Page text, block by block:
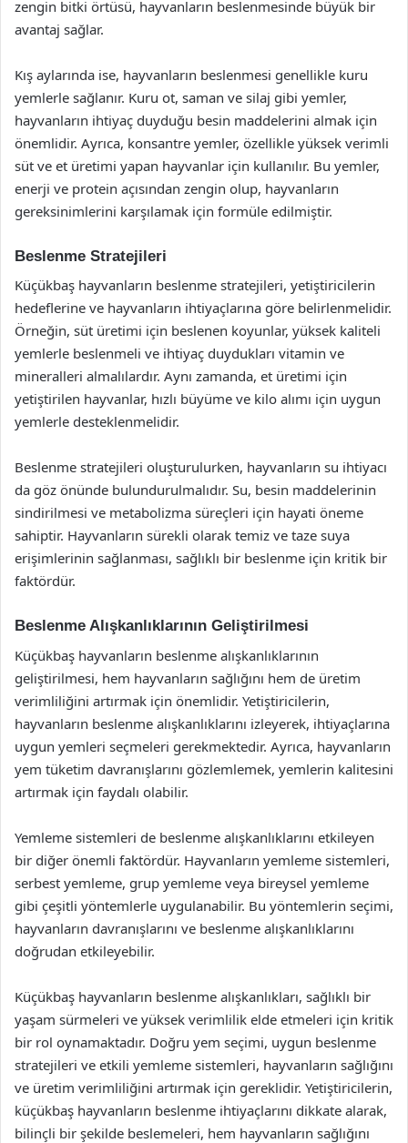
zengin bitki örtüsü, hayvanların beslenmesinde büyük bir
avantaj sağlar.
Kış aylarında ise, hayvanların beslenmesi genellikle kuru
yemlerle sağlanır. Kuru ot, saman ve silaj gibi yemler,
hayvanların ihtiyaç duyduğu besin maddelerini almak için
önemlidir. Ayrıca, konsantre yemler, özellikle yüksek verimli
süt ve et üretimi yapan hayvanlar için kullanılır. Bu yemler,
enerji ve protein açısından zengin olup, hayvanların
gereksinimlerini karşılamak için formüle edilmiştir.
Beslenme Stratejileri
Küçükbaş hayvanların beslenme stratejileri, yetiştiricilerin
hedeflerine ve hayvanların ihtiyaçlarına göre belirlenmelidir.
Örneğin, süt üretimi için beslenen koyunlar, yüksek kaliteli
yemlerle beslenmeli ve ihtiyaç duydukları vitamin ve
mineralleri almalılardır. Aynı zamanda, et üretimi için
yetiştirilen hayvanlar, hızlı büyüme ve kilo alımı için uygun
yemlerle desteklenmelidir.
Beslenme stratejileri oluşturulurken, hayvanların su ihtiyacı
da göz önünde bulundurulmalıdır. Su, besin maddelerinin
sindirilmesi ve metabolizma süreçleri için hayati öneme
sahiptir. Hayvanların sürekli olarak temiz ve taze suya
erişimlerinin sağlanması, sağlıklı bir beslenme için kritik bir
faktördür.
Beslenme Alışkanlıklarının Geliştirilmesi
Küçükbaş hayvanların beslenme alışkanlıklarının
geliştirilmesi, hem hayvanların sağlığını hem de üretim
verimliliğini artırmak için önemlidir. Yetiştiricilerin,
hayvanların beslenme alışkanlıklarını izleyerek, ihtiyaçlarına
uygun yemleri seçmeleri gerekmektedir. Ayrıca, hayvanların
yem tüketim davranışlarını gözlemlemek, yemlerin kalitesini
artırmak için faydalı olabilir.
Yemleme sistemleri de beslenme alışkanlıklarını etkileyen
bir diğer önemli faktördür. Hayvanların yemleme sistemleri,
serbest yemleme, grup yemleme veya bireysel yemleme
gibi çeşitli yöntemlerle uygulanabilir. Bu yöntemlerin seçimi,
hayvanların davranışlarını ve beslenme alışkanlıklarını
doğrudan etkileyebilir.
Küçükbaş hayvanların beslenme alışkanlıkları, sağlıklı bir
yaşam sürmeleri ve yüksek verimlilik elde etmeleri için kritik
bir rol oynamaktadır. Doğru yem seçimi, uygun beslenme
stratejileri ve etkili yemleme sistemleri, hayvanların sağlığını
ve üretim verimliliğini artırmak için gereklidir. Yetiştiricilerin,
küçükbaş hayvanların beslenme ihtiyaçlarını dikkate alarak,
bilinçli bir şekilde beslemeleri, hem hayvanların sağlığını